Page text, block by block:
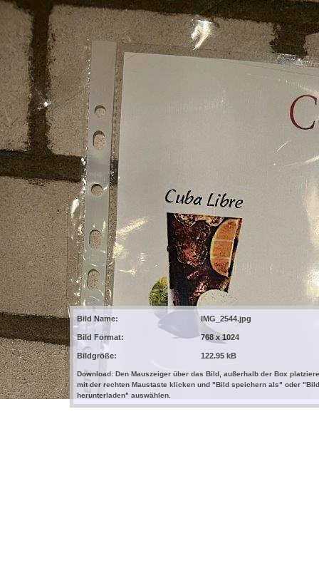
Bild Name: IMG_2544.jpg
Bild Format: 768 x 1024
Bildgröße: 122.95 kB
Download: Den Mauszeiger über das Bild, außerhalb der Box
mit der rechten Maustaste klicken und "Bild speichern als" oder "Bild
herunterladen" auswählen.